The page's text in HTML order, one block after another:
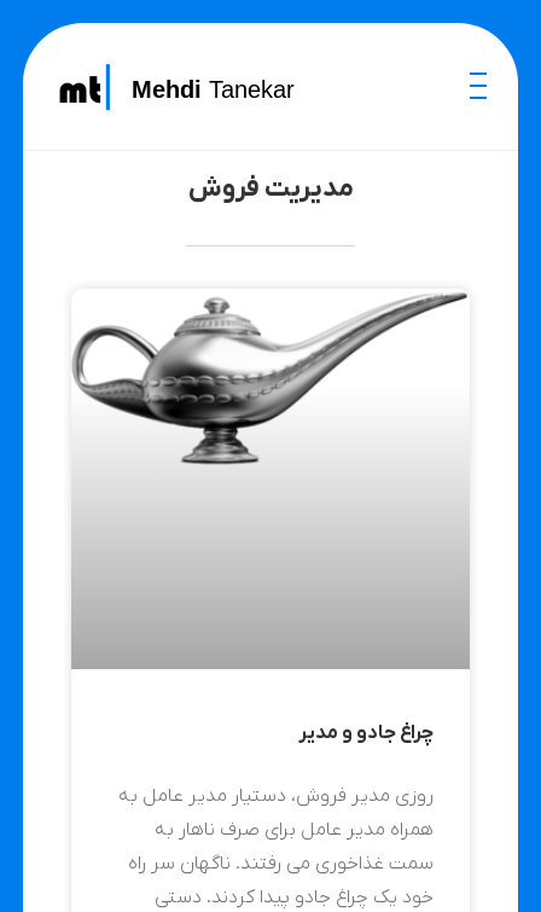
MehdiTanekar
مدیریت فروش
چراغ جادو و مدیر
روزی مدیر فروش، دستیار مدیر عامل به
همراه مدیر عامل برای صرف ناهار به
سمت غذاخوری می رفتند. ناگهان سر راه
خود یک چراغ جادو پیدا کردند. دستی